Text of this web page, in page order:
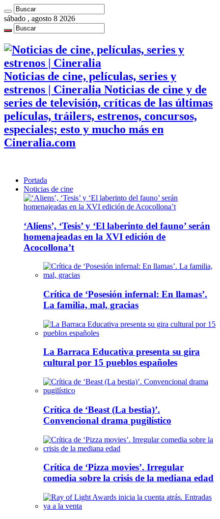
sábado , agosto 8 2026
Noticias de cine, películas, series y
estrenos | Cineralia Noticias de cine y de
series de televisión, críticas de las últimas
películas, tráilers, estrenos, concursos,
especiales; esto y mucho más en
Cineralia.com
Portada
Noticias de cine
‘Aliens’, ‘Tesis’ y ‘El laberinto del fauno’ serán
homenajeadas en la XVI edición de
Acocollona’t
Crítica de ‘Posesión infernal: En llamas’.
La familia, mal, gracias
La Barraca Educativa presenta su gira
cultural por 15 pueblos españoles
Crítica de ‘Beast (La bestia)’.
Convencional drama pugilístico
Crítica de ‘Pizza movies’. Irregular
comedia sobre la crisis de la mediana edad